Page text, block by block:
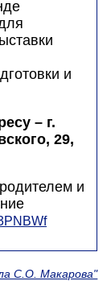
и
– г.
29,
и
С.О. Макарова"